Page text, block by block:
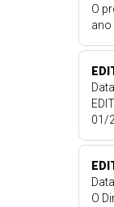
O
ano
01/
O